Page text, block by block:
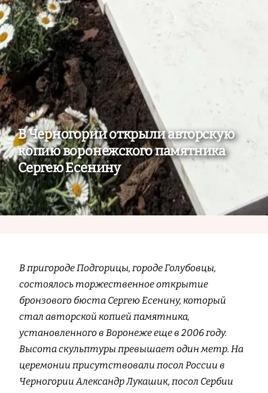
В Черногории открыли авторскую
копию воронежского памятника
Сергею Есенину
В пригороде Подгорицы, городе Голубовцы,
состоялось торжественное открытие
бронзового бюста Сергею Есенину, который
стал авторской копией памятника,
установленного в Воронеже еще в 2006 году.
Высота скульптуры превышает один метр. На
церемонии присутствовали посол России в
Черногории Александр Лукашик, посол Сербии